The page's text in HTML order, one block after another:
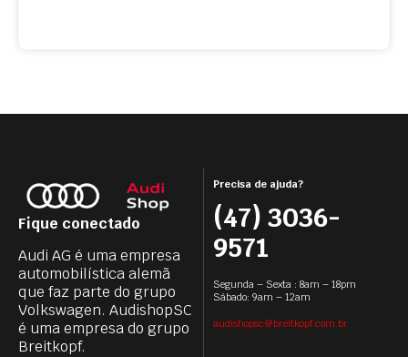
Fique conectado
Audi AG é uma empresa
automobilística alemã
que faz parte do grupo
Volkswagen. AudishopSC
é uma empresa do grupo
Breitkopf.
Precisa de ajuda?
(47) 3036-
9571
Segunda – Sexta : 8am – 18pm
Sábado: 9am – 12am
audishopsc@breitkopf.com.br